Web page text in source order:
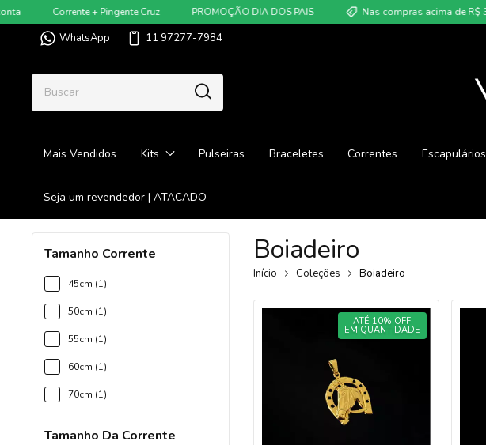
Corrente + Pingente Cruz PROMOÇÃO DIA DOS PAIS Nas compras acima de R$ 339
WhatsApp 11 97277-7984
Mais Vendidos Kits Pulseiras Braceletes Correntes Escapulários
Seja um revendedor | ATACADO
Tamanho Corrente
45cm (1)
50cm (1)
55cm (1)
60cm (1)
70cm (1)
Tamanho Da Corrente
Boiadeiro
Início Coleções Boiadeiro
ATÉ 10% OFF
EM QUANTIDADE